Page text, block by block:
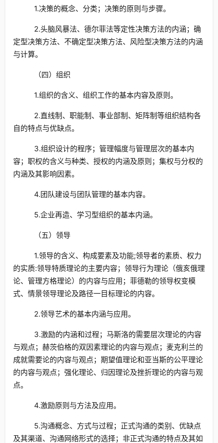
1.决策的概念、分类；决策的原则与步骤。
2.头脑风暴法、德尔菲法等定性决策方法的内涵；确
定型决策方法、不确定型决策方法、风险型决策方法的内涵
与计算。
（四）组织
1.组织的含义、组织工作的基本内容及原则。
2.直线制、职能制、事业部制、矩阵制等组织结构各
自的特点与优缺点。
3.组织设计的程序；管理幅度与管理层次的基本内
容；职权的含义与种类、授权的内涵及原则；集权与分权的
内涵及其影响因素。
4.团队建设与团队管理的基本内容。
5.企业再造、学习型组织的基本内涵。
（五）领导
1.领导的含义、构成要素及功能;领导者的素质、权力
的实质:领导特质理论的主要内容；领导行为理论（俄亥俄理
论、管理方格理论）的内容与应用；菲德勒的领导权变模
式、情景领导理论及路径一目标理论的内容。
2.领导艺术的基本内涵与应用。
3.激励的内涵和过程；马斯洛的需要层次理论的内容
与观点；赫茨伯格的双因素理论的内容与观点；麦克利兰的
成就需要论的内容与观点；期望值理论和亚当斯的公平理论
的内容与观点；强化理论、归因理论及挫折理论的内容与观
点。
4.激励原则与方法及应用。
5.沟通概念、方式与过程；正式沟通的类别、优缺点
及其渠道、沟通网络形式的选择；非正式沟通的特点及其如